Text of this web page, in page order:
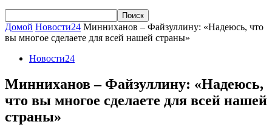
Домой Новости24 Минниханов – Файзуллину: «Надеюсь, что
вы многое сделаете для всей нашей страны»
Новости24
Минниханов – Файзуллину: «Надеюсь,
что вы многое сделаете для всей нашей
страны»